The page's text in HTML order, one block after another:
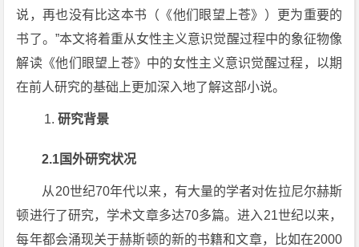
说，再也没有比这本书（《他们眼望上苍》）更为重要的
书了。”本文将着重从女性主义意识觉醒过程中的象征物像
解读《他们眼望上苍》中的女性主义意识觉醒过程，以期
在前人研究的基础上更加深入地了解这部小说。
研究背景
2.1国外研究状况
从20世纪70年代以来，有大量的学者对佐拉尼尔赫斯
顿进行了研究，学术文章多达70多篇。进入21世纪以来，
每年都会涌现关于赫斯顿的新的书籍和文章，比如在2000